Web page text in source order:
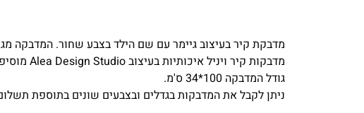
מדבקת קיר בעיצוב גיימר עם שם הילד בצבע שחור. המדבקה
מדבקות קיר ויניל איכותיות בעיצוב Alea Design Studio מוסיפות ומשדרגות כל חלל! רצוי להדביק על קיר ועל משטחים חלקים.
גודל המדבקה 100*34 ס'מ.
ניתן לקבל את המדבקות בגדלים ובצבעים שונים בתוספת